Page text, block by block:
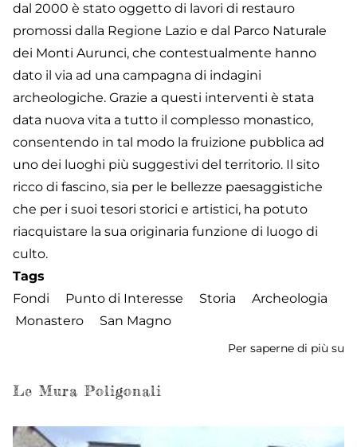
dal 2000 è stato oggetto di lavori di restauro
promossi dalla Regione Lazio e dal Parco Naturale
dei Monti Aurunci, che contestualmente hanno
dato il via ad una campagna di indagini
archeologiche. Grazie a questi interventi è stata
data nuova vita a tutto il complesso monastico,
consentendo in tal modo la fruizione pubblica ad
uno dei luoghi più suggestivi del territorio. Il sito
ricco di fascino, sia per le bellezze paesaggistiche
che per i suoi tesori storici e artistici, ha potuto
riacquistare la sua originaria funzione di luogo di
culto.
Tags
Fondi
Punto di Interesse Storia
Archeologia
Monastero
San Magno
Per saperne di più su
Le Mura Poligonali